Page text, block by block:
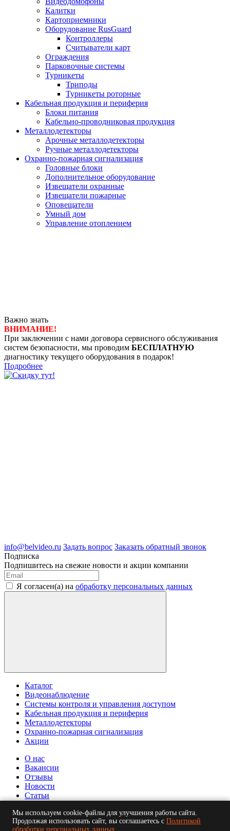
Калитки
Картоприемники
Оборудование RusGuard
Контроллеры
Считыватели карт
Ограждения
Парковочные системы
Турникеты
Триподы
Турникеты роторные
Кабельная продукция и периферия
Блоки питания
Кабельно-проводниковая продукция
Металлодетекторы
Арочные металлодетекторы
Ручные металлодетекторы
Охранно-пожарная сигнализация
Головные блоки
Дополнительное оборудование
Извещатели охранные
Извещатели пожарные
Оповещатели
Умный дом
Управление отоплением
Важно знать
ВНИМАНИЕ!
При заключении с нами договора сервисного обслуживания
систем безопасности, мы проводим БЕСПЛАТНУЮ
диагностику текущего оборудования в подарок!
Подробнее
info@belvideo.ru Задать вопрос Заказать обратный звонок
Подписка
Подпишитесь на свежие новости и акции компании
Я согласен(а) на обработку персональных данных
Каталог
Видеонаблюдение
Системы контроля и управления доступом
Кабельная продукция и периферия
Металлодетекторы
Охранно-пожарная сигнализация
Акции
О нас
Вакансии
Отзывы
Новости
Статьи
© ООО "БСБ". Информация сайта защищена законом об
авторских правах. 2026
Мы используем cookie-файлы для улучшения работы сайта.
Продолжая использовать сайт, вы соглашаетесь с Политикой
обработки персональных данных